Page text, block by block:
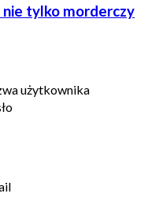
nie tylko morderczy
użytkownika